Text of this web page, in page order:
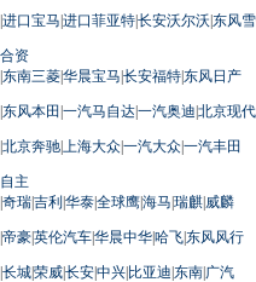
|进口宝马|进口菲亚特|长安沃尔沃|东风
合资
|东南三菱|华晨宝马|长安福特|东风日产
|东风本田 |一汽马自达|一汽奥迪|北京现代
|北京奔驰| 上海大众|一汽大众|一汽丰田
自主
|奇瑞|吉利|华泰|全球鹰|海马|瑞麒|威麟
|帝豪|英伦汽车|华晨中华|哈飞|东风风行
|长城|荣威|长安|中兴|比亚迪|东南|广汽